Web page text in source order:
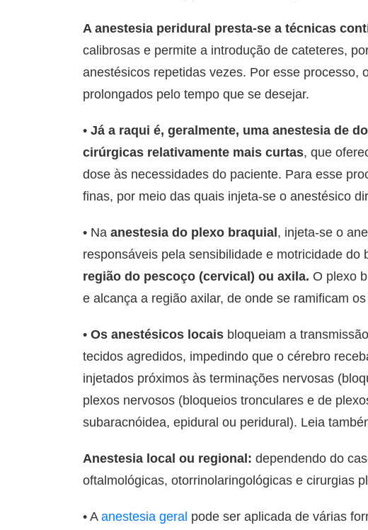
A anestesia peridural presta-se a técnicas
calibrosas e permite a introdução de cateteres,
anestésicos repetidas vezes. Por esse processo,
prolongados pelo tempo que se desejar.
• Já a raqui é, geralmente, uma anestesia de
cirúrgicas relativamente mais curtas, que
dose às necessidades do paciente. Para esse
finas, por meio das quais injeta-se o anestésico
• Na anestesia do plexo braquial, injeta-se o
responsáveis pela sensibilidade e motricidade do
região do pescoço (cervical) ou axila. O plexo
e alcança a região axilar, de onde se ramificam
• Os anestésicos locais bloqueiam a
tecidos agredidos, impedindo que o cérebro
injetados próximos às terminações nervosas
plexos nervosos (bloqueios tronculares e de
subaracnóidea, epidural ou peridural). Leia
Anestesia local ou regional: dependendo do
oftalmológicas, otorrinolaringológicas e cirurgias
• A anestesia geral pode ser aplicada de várias